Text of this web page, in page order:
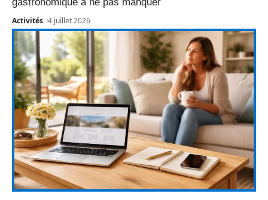
Activités 4 juillet 2026